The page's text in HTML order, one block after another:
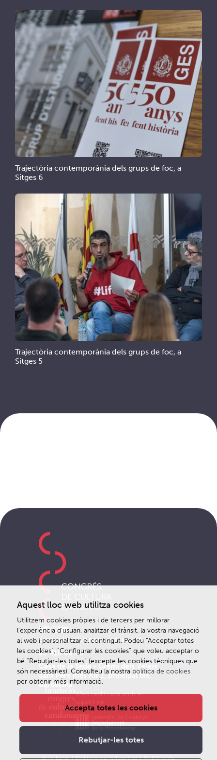
Trajectòria contemporània dels grups de foc, a
Sitges 6
Trajectòria contemporània dels grups de foc, a
Sitges 5
comunicacio@noucongres.cat
93 410 68 66
Casa de la Seda - Gremi dels Velers
Sant Pere més Alt 1, principal bis.
Barcelona
Web realitzada amb el
Aquest lloc web utilitza cookies
Utilitzem cookies pròpies i de tercers per millorar
l’experiència d’usuari, analitzar el trànsit, la vostra navegació
al web i personalitzar el contingut. Podeu “Acceptar totes
les cookies”, “Configurar les cookies” que voleu acceptar o
bé “Rebutjar-les totes” (excepte les cookies tècniques que
són necessàries). Consulteu la nostra política de cookies
per obtenir més informació.
Accepta totes les cookies
Rebutjar-les totes